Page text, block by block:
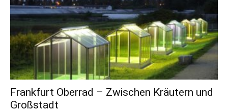
Frankfurt Oberrad – Zwischen Kräutern und
Großstadt